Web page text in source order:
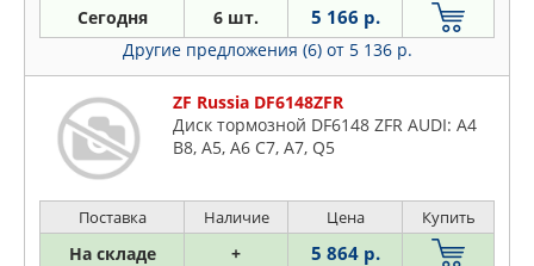
Сегодня 6 шт. 5 166 р.
Другие предложения (6) от 5 136 р.
ZF Russia DF6148ZFR
Диск тормозной DF6148 ZFR AUDI: A4
B8, A5, A6 C7, A7, Q5
Поставка Наличие Цена Купить
На складе + 5 864 р.